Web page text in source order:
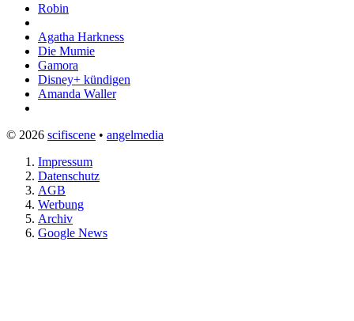
Robin
Agatha Harkness
Die Mumie
Gamora
Disney+ kündigen
Amanda Waller
© 2026 scifiscene • angelmedia
Impressum
Datenschutz
AGB
Werbung
Archiv
Google News